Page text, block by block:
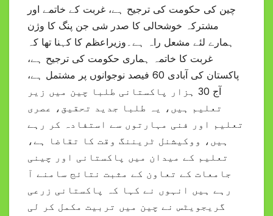
چین کی حکومت کی ترجیح ہے، غربت کے خاتمے اور
مشترکہ خوشحالی کا صدر شی جن پنگ کا وژن
ہمارے لئے مشعل راہ ہے۔وزیراعظم کا کہنا تھا کہ
غربت کا خاتمہ ہماری حکومت کی ترجیح ہے،
پاکستان کی آبادی 60 فیصد نوجوانوں پر مشتمل ہے،
آج 30 ہزار پاکستانی طلبا چین میں زیر
تعلیم ہیں، یہ طلبا جدید تحقیق، عصری
تعلیم اور فنی مہارتوں سے استفادہ کر رہے
ہیں، ووکیشنل ٹریننگ وقت کا تقاضا ہے،
تعلیم کے میدان میں پاکستانی اور چینی
جامعات کے تعاون کے مثبت نتائج سامنے آ
رہے ہیں انہوں نے کہا کہ پاکستانی زرعی
گریجویٹس نے چین میں تربیت مکمل کر لی